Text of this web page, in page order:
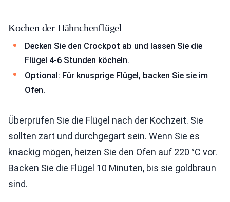
Kochen der Hähnchenflügel
Decken Sie den Crockpot ab und lassen Sie die
Flügel 4-6 Stunden köcheln.
Optional: Für knusprige Flügel, backen Sie sie im
Ofen.
Überprüfen Sie die Flügel nach der Kochzeit. Sie
sollten zart und durchgegart sein. Wenn Sie es
knackig mögen, heizen Sie den Ofen auf 220 °C vor.
Backen Sie die Flügel 10 Minuten, bis sie goldbraun
sind.